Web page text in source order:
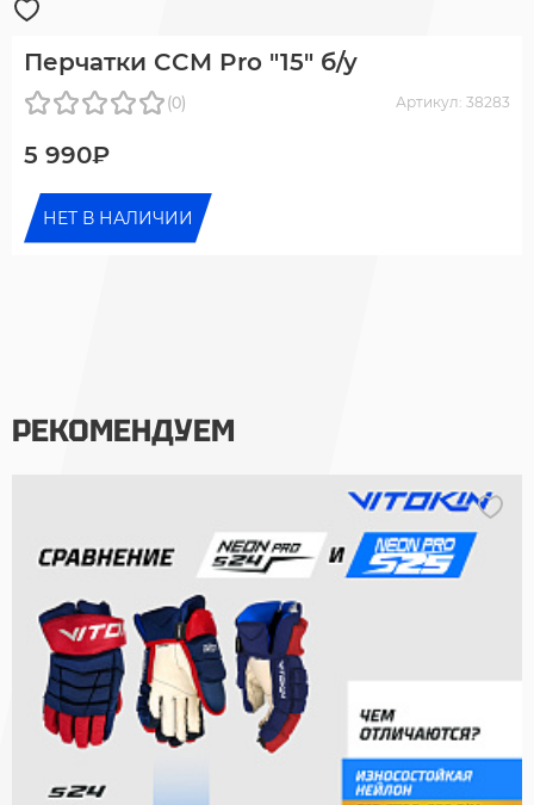
Перчатки CCM Pro "15" б/у
(0) Артикул: 38283
5 990₽
НЕТ В НАЛИЧИИ
РЕКОМЕНДУЕМ